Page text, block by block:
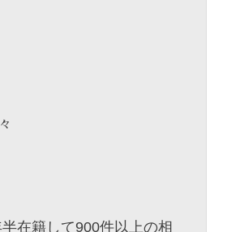
在籍して900件以上の相